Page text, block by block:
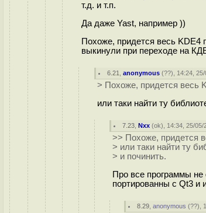
т.д. и т.п.
Да даже Yast, например ))
Похоже, придется весь KDE4
выкинули при переходе на
6.21 ,anonymous (??), 14:24, 25/
> Похоже, придется весь
или таки найти ту
7.23 ,Nxx (ok), 14:34, 25/05/
>> Похоже, придется
> или таки найти ту
> и починить.
Про все программы не
портированны с Qt3 и
8.29 ,anonymous (??),